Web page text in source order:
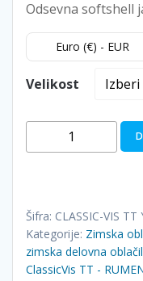
Odsevna softshell
Euro (€) - EUR
Velikost
Odsevna
delovna
ClassicVis
TT
-
RUMENA
Šifra: CLASSIC-VIS TT
Kategorije: Zimska
zimska delovna
ClassicVis TT -